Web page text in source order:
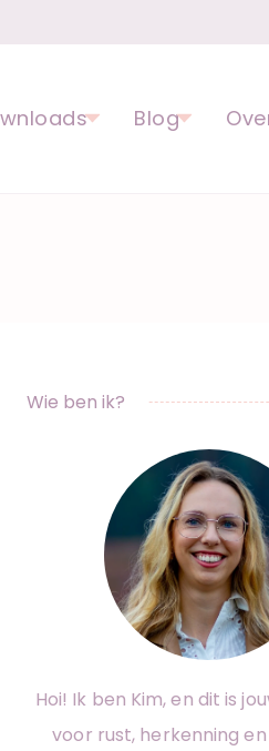
Blog
Wie ben ik?
Hoi! Ik ben Kim, en dit is
voor rust, herkenning